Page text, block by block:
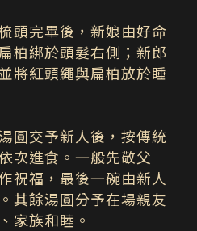
頭完畢後，新娘由好命
柏綁於頭髮右側；新郎
將紅頭繩與扁柏放於睡
圓交予新人後，按傳統
次進食。一般先敬父
祝福，最後一碗由新人
其餘湯圓分予在場親友
家族和睦。